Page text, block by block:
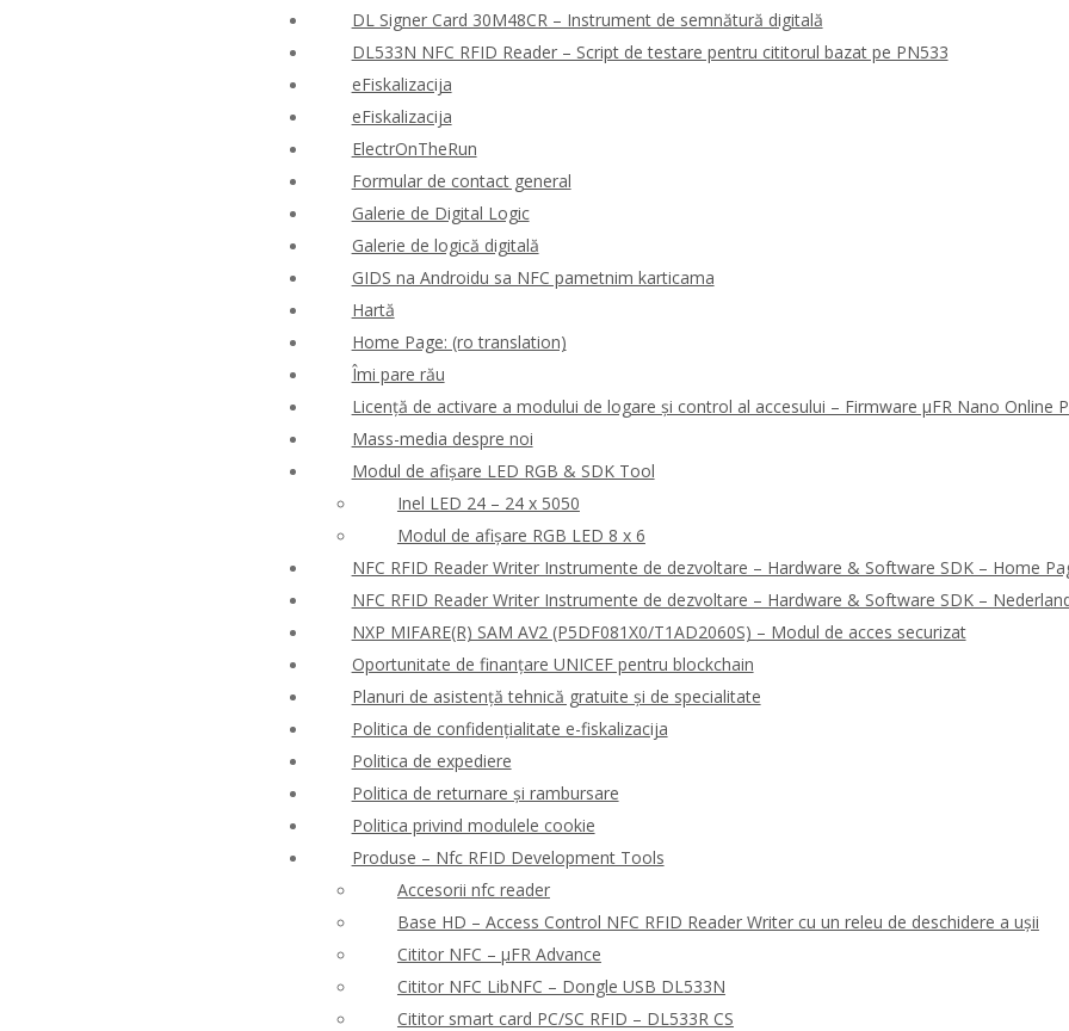
DL Signer Card 30M48CR – Instrument de semnătură digitală
DL533N NFC RFID Reader – Script de testare pentru cititorul bazat pe PN533
eFiskalizacija
eFiskalizacija
ElectrOnTheRun
Formular de contact general
Galerie de Digital Logic
Galerie de logică digitală
GIDS na Androidu sa NFC pametnim karticama
Hartă
Home Page: (ro translation)
Îmi pare rău
Licență de activare a modului de logare și control al accesului – Firmware μFR Nano Online
Mass-media despre noi
Modul de afișare LED RGB & SDK Tool
Inel LED 24 – 24 x 5050
Modul de afișare RGB LED 8 x 6
NFC RFID Reader Writer Instrumente de dezvoltare – Hardware & Software SDK – Home
NFC RFID Reader Writer Instrumente de dezvoltare – Hardware & Software SDK –
NXP MIFARE(R) SAM AV2 (P5DF081X0/T1AD2060S) – Modul de acces securizat
Oportunitate de finanțare UNICEF pentru blockchain
Planuri de asistență tehnică gratuite și de specialitate
Politica de confidențialitate e-fiskalizacija
Politica de expediere
Politica de returnare și rambursare
Politica privind modulele cookie
Produse – Nfc RFID Development Tools
Accesorii nfc reader
Base HD – Access Control NFC RFID Reader Writer cu un releu de deschidere a ușii
Cititor NFC – μFR Advance
Cititor NFC LibNFC – Dongle USB DL533N
Cititor smart card PC/SC RFID – DL533R CS